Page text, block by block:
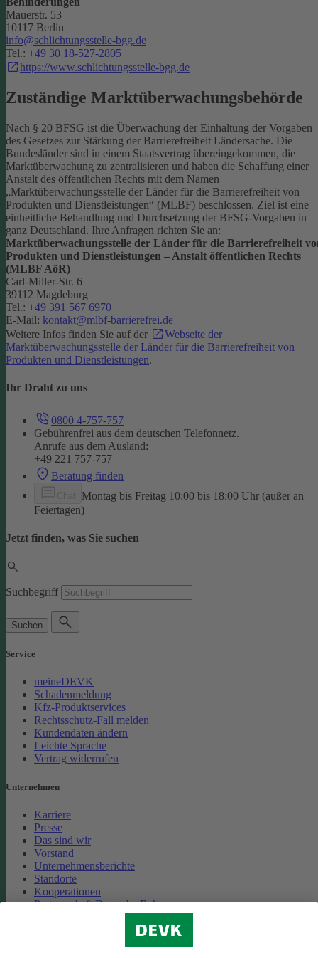
Mauerstr. 53
10117 Berlin
info@schlichtungsstelle-bgg.de
Tel.: +49 30 18-527-2805
https://www.schlichtungsstelle-bgg.de
Zuständige Marktüberwachungsbehörde
Nach § 20 BFSG ist die Überwachung der Einhaltung der Vorgaben
des Gesetzes zur Stärkung der Barrierefreiheit Ländersache. Die
Bundesländer sind in einem Staatsvertrag übereingekommen, die
Marktüberwachung zu zentralisieren und haben die Schaffung einer
Anstalt des öffentlichen Rechts mit dem Namen
„Marktüberwachungsstelle der Länder für die Barrierefreiheit von
Produkten und Dienstleistungen“ (MLBF) beschlossen. Ziel ist eine
einheitliche Behandlung und Durchsetzung der BFSG-Vorgaben in
ganz Deutschland. Ihre Anfragen richten Sie an:
Marktüberwachungsstelle der Länder für die Barrierefreiheit
Produkten und Dienstleistungen – Anstalt öffentlichen Rechts
(MLBF AöR)
Carl-Miller-Str. 6
39112 Magdeburg
Tel.: +49 391 567 6970
E-Mail: kontakt@mlbf-barrierefrei.de
Weitere Infos finden Sie auf der
Webseite der
Marktüberwachungsstelle der Länder für die Barrierefreiheit von
Produkten und Dienstleistungen.
Ihr Draht zu uns
0800 4-757-757
Gebührenfrei aus dem deutschen Telefonnetz.
Anrufe aus dem Ausland:
+49 221 757-757
Beratung finden
Montag bis Freitag 10:00 bis 18:00 Uhr (außer an
Feiertagen)
Jetzt finden, was Sie suchen
Suchbegriff
Suchen
Service
meineDEVK
Schadenmeldung
Kfz-Produktservices
Rechtsschutz-Fall melden
Kundendaten ändern
Leichte Sprache
Vertrag widerrufen
Unternehmen
Karriere
Presse
Das sind wir
Vorstand
Unternehmensberichte
Standorte
Kooperationen
Partnerschaft Deutsche Bahn